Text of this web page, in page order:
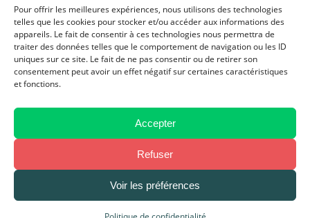
Pour offrir les meilleures expériences, nous utilisons des technologies
telles que les cookies pour stocker et/ou accéder aux informations des
appareils. Le fait de consentir à ces technologies nous permettra de
traiter des données telles que le comportement de navigation ou les ID
uniques sur ce site. Le fait de ne pas consentir ou de retirer son
consentement peut avoir un effet négatif sur certaines caractéristiques
et fonctions.
Accepter
Refuser
Voir les préférences
Ressources
Webinars
Cas clients
Fiches pratiques
Livres blancs & Guides
Boîtes à outils
FAQ
Mentions légales–Politique de Confidentialité–